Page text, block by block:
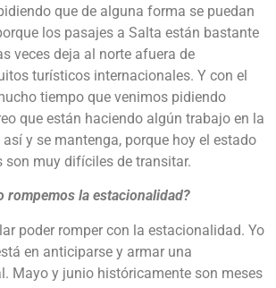
que de alguna forma se puedan
los pasajes a Salta están bastante
veces deja al norte afuera de
turísticos internacionales. Y con el
tiempo que venimos pidiendo
que están haciendo algún trabajo en la
y se mantenga, porque hoy el estado
son muy difíciles de transitar.
rompemos la estacionalidad?
poder romper con la estacionalidad. Yo
en anticiparse y armar una
Mayo y junio históricamente son meses